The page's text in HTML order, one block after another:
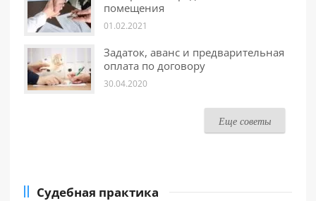
помещения
01.02.2021
Задаток, аванс и предварительная
оплата по договору
30.04.2020
Еще советы
Судебная практика